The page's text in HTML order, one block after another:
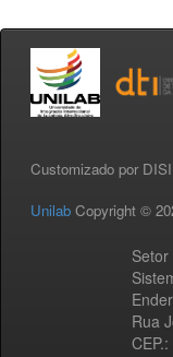
Customizado por
Unilab Copyright ©
Rua